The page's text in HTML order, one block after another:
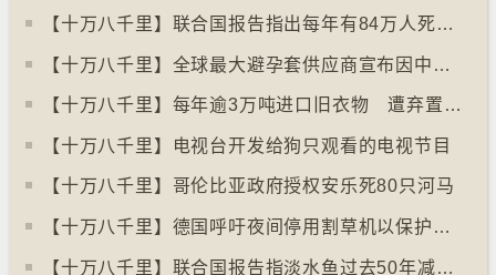
【十万八千里】联合国报告指出每年有84万人死于工作情况欠佳
【十万八千里】全球最大避孕套供应商宣布因中东战事涨价
【十万八千里】每年逾3万吨进口旧衣物 遭弃置于智利北部沙漠
【十万八千里】电视台开发给狗只观看的电视节目
【十万八千里】哥伦比亚政府授权安乐死80只河马
【十万八千里】德国呼吁夜间停用割草机以保护刺猬等动物
【十万八千里】联合国报告指淡水鱼过去50年减少逾八成